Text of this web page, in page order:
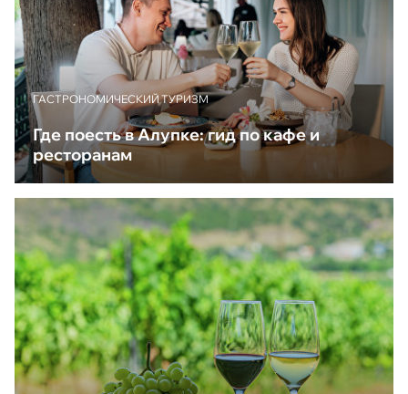
ГАСТРОНОМИЧЕСКИЙ ТУРИЗМ
Где поесть в Алупке: гид по кафе и
ресторанам